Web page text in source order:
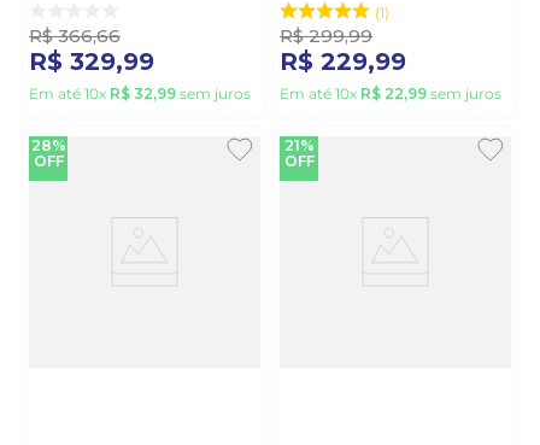
R$ 366,66
R$ 329,99
Em até 10x R$ 32,99 sem juros
Lilas
1
R$ 299,99
R$ 229,99
Em até 10x R$ 22,99 sem juros
28%
OFF
21%
OFF